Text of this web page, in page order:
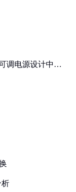
调电源设计中的
析